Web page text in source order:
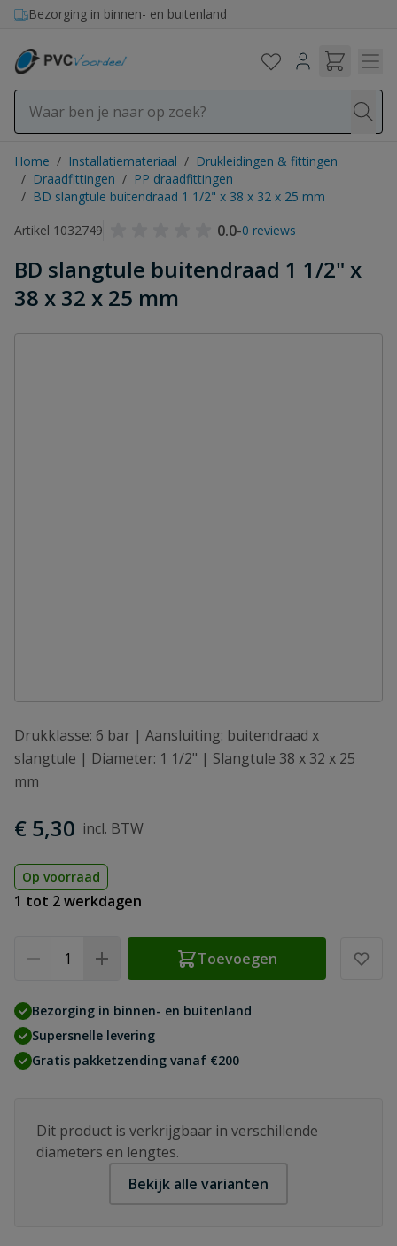
Ga naar de inhoud
Bezorging in binnen- en buitenland
Home / Installatiemateriaal / Drukleidingen & fittingen
/ Draadfittingen / PP draadfittingen
/ BD slangtule buitendraad 1 1/2" x 38 x 32 x 25 mm
Artikel 1032749
0.0-0 reviews
BD slangtule buitendraad 1 1/2" x
38 x 32 x 25 mm
Drukklasse: 6 bar | Aansluiting: buitendraad x
slangtule | Diameter: 1 1/2" | Slangtule 38 x 32 x 25
mm
€ 5,30
Op voorraad
1 tot 2 werkdagen
Toevoegen
Bezorging in binnen- en buitenland
Supersnelle levering
Gratis pakketzending vanaf €200
Dit product is verkrijgbaar in verschillende
diameters en lengtes.
Bekijk alle varianten